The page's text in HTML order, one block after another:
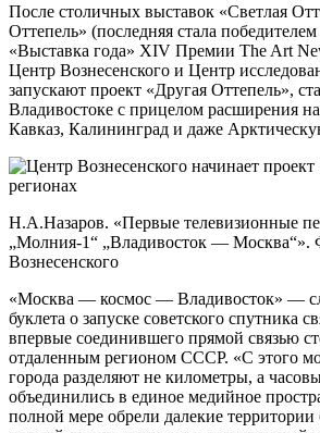
После столичных выставок «Светлая
Оттепель» (последняя стала
«Выставка года» XIV Премии The Art
Центр Вознесенского и Центр
запускают проект «Другая Оттепель»,
Владивостоке с прицелом расширения
Кавказ, Калининград и даже
Н.А.Назаров. «Первые телевизионные
„Молния-1“ „Владивосток — Москва“».
Вознесенского
«Москва — космос — Владивосток» —
буклета о запуске советского спутника
впервые соединившего прямой связью
отдаленным регионом СССР. «С этого
города разделяют не километры, а
объединились в единое медийное
полной мере обрели далекие территории